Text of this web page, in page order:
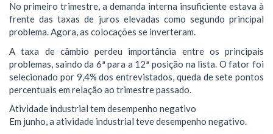
No primeiro trimestre, a demanda interna insuficiente estava à
frente das taxas de juros elevadas como segundo principal
problema. Agora, as colocações se inverteram.
A taxa de câmbio perdeu importância entre os principais
problemas, saindo da 6ª para a 12ª posição na lista. O fator foi
selecionado por 9,4% dos entrevistados, queda de sete pontos
percentuais em relação ao trimestre passado.
Atividade industrial tem desempenho negativo
Em junho, a atividade industrial teve desempenho negativo.